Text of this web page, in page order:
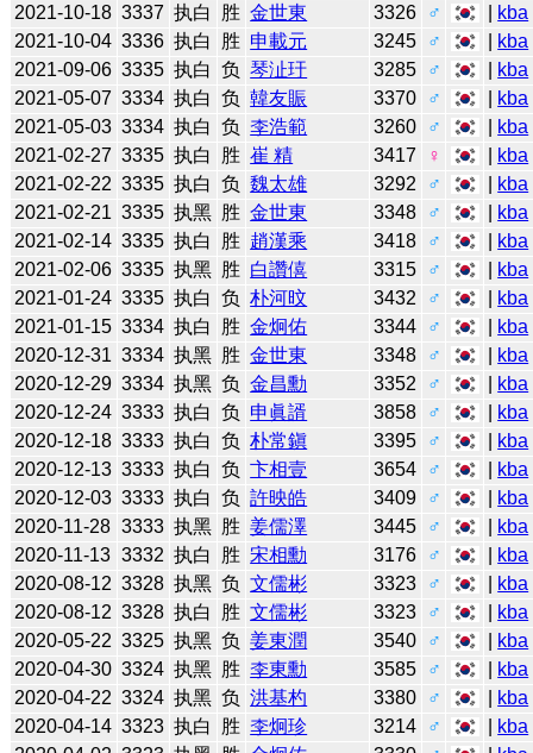
2021-10-18 3337 执白 胜 金世東 3326 ♂ kba
2021-10-04 3336 执白 胜 申載元 3245 ♂ kba
2021-09-06 3335 执白 负 琴沚玗 3285 ♂ kba
2021-05-07 3334 执白 负 韓友賑 3370 ♂ kba
2021-05-03 3334 执白 负 李浩範 3260 ♂ kba
2021-02-27 3335 执白 胜 崔 精 3417 ♀ kba
2021-02-22 3335 执白 负 魏太雄 3292 ♂ kba
2021-02-21 3335 执黑 胜 金世東 3348 ♂ kba
2021-02-14 3335 执白 胜 趙漢乘 3418 ♂ kba
2021-02-06 3335 执黑 胜 白讚僖 3315 ♂ kba
2021-01-24 3335 执白 负 朴河旼 3432 ♂ kba
2021-01-15 3334 执白 胜 金炯佑 3344 ♂ kba
2020-12-31 3334 执黑 胜 金世東 3348 ♂ kba
2020-12-29 3334 执黑 负 金昌勳 3352 ♂ kba
2020-12-24 3333 执白 负 申眞諝 3858 ♂ kba
2020-12-18 3333 执白 负 朴常鎭 3395 ♂ kba
2020-12-13 3333 执白 负 卞相壹 3654 ♂ kba
2020-12-03 3333 执白 负 許映皓 3409 ♂ kba
2020-11-28 3333 执黑 胜 姜儒澤 3445 ♂ kba
2020-11-13 3332 执白 胜 宋相勳 3176 ♂ kba
2020-08-12 3328 执黑 负 文儒彬 3323 ♂ kba
2020-08-12 3328 执白 胜 文儒彬 3323 ♂ kba
2020-05-22 3325 执黑 负 姜東潤 3540 ♂ kba
2020-04-30 3324 执黑 胜 李東勳 3585 ♂ kba
2020-04-22 3324 执黑 负 洪基杓 3380 ♂ kba
2020-04-14 3323 执白 胜 李炯珍 3214 ♂ kba